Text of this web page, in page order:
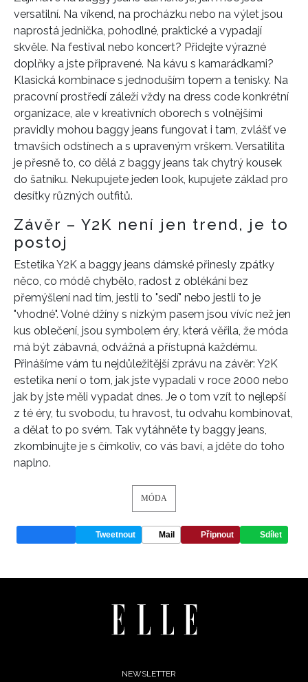
INFORMACE
REDAKCE
versatilní. Na víkend, na procházku nebo na výlet jsou
naprostá jednička, pohodlné, praktické a vypadají
skvěle. Na festival nebo koncert? Přidejte výrazné
doplňky a jste připravené. Na kávu s kamarádkami?
Klasická kombinace s jednoduším topem a tenisky. Na
pracovní prostředí záleží vždy na dress code konkrétní
organizace, ale v kreativních oborech s volnějšími
pravidly mohou baggy jeans fungovat i tam, zvlášť ve
tmavších odstínech a s upraveným vrškem. Versatilita
je přesně to, co dělá z baggy jeans tak chytrý kousek
do šatníku. Nekupujete jeden look, kupujete základ pro
desítky různých outfitů.
Závěr – Y2K není jen trend, je to
postoj
Estetika Y2K a baggy jeans dámské přinesly zpátky
něco, co módě chybělo, radost z oblékání bez
přemýšlení nad tím, jestli to "sedí" nebo jestli to je
"vhodné". Volné džíny s nízkým pasem jsou vívíc než jen
kus oblečení, jsou symbolem éry, která věřila, že móda
má být zábavná, odvážná a přístupná každému.
Přinášíme vám tu nejdůležitější zprávu na závěr: Y2K
estetika není o tom, jak jste vypadali v roce 2000 nebo
jak by jste měli vypadat dnes. Je o tom vzít to nejlepší
z té éry, tu svobodu, tu hravost, tu odvahu kombinovat,
a dělat to po svém. Tak vytáhněte ty baggy jeans,
zkombinujte je s čímkoliv, co vás baví, a jděte do toho
naplno.
MÓDA
Tweetnout Mail Připnout Sdílet
NEWSLETTER